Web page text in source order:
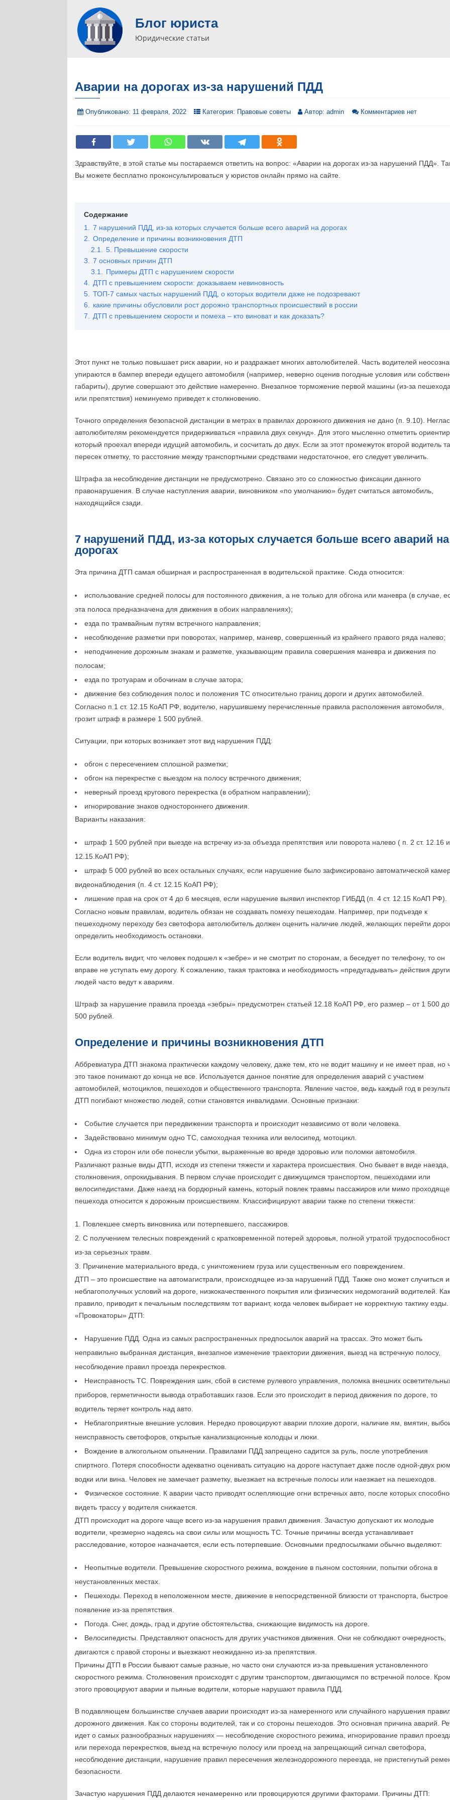
Блог юриста
Юридические статьи
Аварии на дорогах из-за нарушений ПДД
Опубликовано: 11 февраля, 2022 Категория: Правовые советы Автор:admin Комментариев нет
Здравствуйте, в этой статье мы постараемся ответить на вопрос: «Аварии на дорогах из-за нарушений ПДД».
Вы можете бесплатно проконсультироваться у юристов онлайн прямо на сайте.
Содержание
1.
7 нарушений ПДД, из-за которых случается больше всего аварий на дорогах
2.
Определение и причины возникновения ДТП
2.1.
5. Превышение скорости
3.
7 основных причин ДТП
3.1.
Примеры ДТП с нарушением скорости
4.
ДТП с превышением скорости: доказываем невиновность
5.
ТОП-7 самых частых нарушений ПДД, о которых водители даже не подозревают
6.
какие причины обусловили рост дорожно транспортных происшествий в россии
7.
ДТП с превышением скорости и помеха – кто виноват и как доказать?
Этот пункт не только повышает риск аварии, но и раздражает многих автолюбителей. Часть водителей
упираются в бампер впереди едущего автомобиля (например, неверно оценив погодные условия или
габариты), другие совершают это действие намеренно. Внезапное торможение первой машины (из-за пешехода
или препятствия) неминуемо приведет к столкновению.
Точного определения безопасной дистанции в метрах в правилах дорожного движения не дано (п. 9.10).
автолюбителям рекомендуется придерживаться «правила двух секунд». Для этого мысленно отметить ориентир,
который проехал впереди идущий автомобиль, и сосчитать до двух. Если за этот промежуток второй водитель
пересек отметку, то расстояние между транспортными средствами недостаточное, его следует увеличить.
Штрафа за несоблюдение дистанции не предусмотрено. Связано это со сложностью фиксации данного
правонарушения. В случае наступления аварии, виновником «по умолчанию» будет считаться автомобиль,
находящийся сзади.
7 нарушений ПДД, из-за которых случается больше всего аварий на
дорогах
Эта причина ДТП самая обширная и распространенная в водительской практике. Сюда относится:
использование средней полосы для постоянного движения, а не только для обгона или маневра (в случае,
эта полоса предназначена для движения в обоих направлениях);
езда по трамвайным путям встречного направления;
несоблюдение разметки при поворотах, например, маневр, совершенный из крайнего правого ряда налево;
неподчинение дорожным знакам и разметке, указывающим правила совершения маневра и движения по
полосам;
езда по тротуарам и обочинам в случае затора;
движение без соблюдения полос и положения ТС относительно границ дороги и других автомобилей.
Согласно п.1 ст. 12.15 КоАП РФ, водителю, нарушившему перечисленные правила расположения автомобиля,
грозит штраф в размере 1 500 рублей.
Ситуации, при которых возникает этот вид нарушения ПДД:
обгон с пересечением сплошной разметки;
обгон на перекрестке с выездом на полосу встречного движения;
неверный проезд кругового перекрестка (в обратном направлении);
игнорирование знаков одностороннего движения.
Варианты наказания:
штраф 1 500 рублей при выезде на встречку из-за объезда препятствия или поворота налево ( п. 2 ст. 12.16
12.15.КоАП РФ);
штраф 5 000 рублей во всех остальных случаях, если нарушение было зафиксировано автоматической
видеонаблюдения (п. 4 ст. 12.15 КоАП РФ);
лишение прав на срок от 4 до 6 месяцев, если нарушение выявил инспектор ГИБДД (п. 4 ст. 12.15 КоАП РФ).
Согласно новым правилам, водитель обязан не создавать помеху пешеходам. Например, при подъезде к
пешеходному переходу без светофора автолюбитель должен оценить наличие людей, желающих перейти
определить необходимость остановки.
Если водитель видит, что человек подошел к «зебре» и не смотрит по сторонам, а беседует по телефону, то он
вправе не уступать ему дорогу. К сожалению, такая трактовка и необходимость «предугадывать» действия
людей часто ведут к авариям.
Штраф за нарушение правила проезда «зебры» предусмотрен статьей 12.18 КоАП РФ, его размер – от 1 500
500 рублей.
Определение и причины возникновения ДТП
Аббревиатура ДТП знакома практически каждому человеку, даже тем, кто не водит машину и не имеет прав, но
это такое понимают до конца не все. Используется данное понятие для определения аварий с участием
автомобилей, мотоциклов, пешеходов и общественного транспорта. Явление частое, ведь каждый год в
ДТП погибают множество людей, сотни становятся инвалидами. Основные признаки:
Событие случается при передвижении транспорта и происходит независимо от воли человека.
Задействовано минимум одно ТС, самоходная техника или велосипед, мотоцикл.
Одна из сторон или обе понесли убытки, выраженные во вреде здоровью или поломки автомобиля.
Различают разные виды ДТП, исходя из степени тяжести и характера происшествия. Оно бывает в виде наезда,
столкновения, опрокидывания. В первом случае происходит с движущимся транспортом, пешеходами или
велосипедистами. Даже наезд на бордюрный камень, который повлек травмы пассажиров или мимо
пешехода относится к дорожным происшествиям. Классифицируют аварии также по степени тяжести:
Повлекшее смерть виновника или потерпевшего, пассажиров.
С получением телесных повреждений с кратковременной потерей здоровья, полной утратой
из-за серьезных травм.
Причинение материального вреда, с уничтожением груза или существенным его повреждением.
ДТП – это происшествие на автомагистрали, происходящее из-за нарушений ПДД. Также оно может случиться
неблагополучных условий на дороге, низкокачественного покрытия или физических недомоганий водителей. Как
правило, приводит к печальным последствиям тот вариант, когда человек выбирает не корректную тактику езды.
«Провокаторы» ДТП:
Нарушение ПДД. Одна из самых распространенных предпосылок аварий на трассах. Это может быть
неправильно выбранная дистанция, внезапное изменение траектории движения, выезд на встречную полосу,
несоблюдение правил проезда перекрестков.
Неисправность ТС. Повреждения шин, сбой в системе рулевого управления, поломка внешних
приборов, герметичности вывода отработавших газов. Если это происходит в период движения по дороге, то
водитель теряет контроль над авто.
Неблагоприятные внешние условия. Нередко провоцируют аварии плохие дороги, наличие ям, вмятин,
неисправность светофоров, открытые канализационные колодцы и люки.
Вождение в алкогольном опьянении. Правилами ПДД запрещено садится за руль, после употребления
спиртного. Потеря способности адекватно оценивать ситуацию на дороге наступает даже после одной-двух
водки или вина. Человек не замечает разметку, выезжает на встречные полосы или наезжает на пешеходов.
Физическое состояние. К аварии часто приводят ослепляющие огни встречных авто, после которых
видеть трассу у водителя снижается.
ДТП происходит на дороге чаще всего из-за нарушения правил движения. Зачастую допускают их молодые
водители, чрезмерно надеясь на свои силы или мощность ТС. Точные причины всегда устанавливает
расследование, которое назначается, если есть потерпевшие. Основными предпосылками обычно выделяют:
Неопытные водители. Превышение скоростного режима, вождение в пьяном состоянии, попытки обгона в
неустановленных местах.
Пешеходы. Переход в неположенном месте, движение в непосредственной близости от транспорта, быстрое
появление из-за препятствия.
Погода. Снег, дождь, град и другие обстоятельства, снижающие видимость на дороге.
Велосипедисты. Представляют опасность для других участников движения. Они не соблюдают очередность,
двигаются с правой стороны и выезжают неожиданно из-за препятствия.
Причины ДТП в России бывают самые разные, но часто они случаются из-за превышения установленного
скоростного режима. Столкновения происходят с другим транспортом, двигающимся по встречной полосе.
этого провоцируют аварии и пьяные водители, которые нарушают правила ПДД.
В подавляющем большинстве случаев аварии происходят из-за намеренного или случайного нарушения
дорожного движения. Как со стороны водителей, так и со стороны пешеходов. Это основная причина аварий.
идет о самых разнообразных нарушениях — несоблюдение скоростного режима, игнорирование правил
или перехода перекрестков, выезд на встречную полосу или проезд на запрещающий сигнал светофора,
несоблюдение дистанции, нарушение правил пересечения железнодорожного переезда, не пристегнутый
безопасности.
Зачастую нарушения ПДД делаются ненамеренно или провоцируются другими факторами. Причины ДТП: